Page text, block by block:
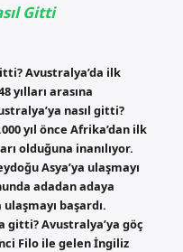
Gitti
Avustralya’da ilk
yılları arasına
nasıl gitti?
yıl önce Afrika’dan ilk
olduğuna inanılıyor.
Asya’ya ulaşmayı
adadan adaya
başardı.
gitti? Avustralya’ya göç
Filo ile gelen İngiliz